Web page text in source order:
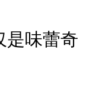
是味蕾奇